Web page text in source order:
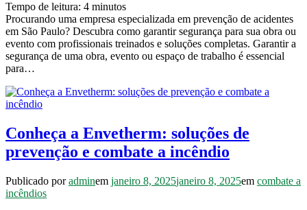
Tempo de leitura: 4 minutos
Procurando uma empresa especializada em prevenção de acidentes
em São Paulo? Descubra como garantir segurança para sua obra ou
evento com profissionais treinados e soluções completas. Garantir a
segurança de uma obra, evento ou espaço de trabalho é essencial
para…
Conheça a Envetherm: soluções de
prevenção e combate a incêndio
Publicado poradminem janeiro 8, 2025janeiro 8, 2025em combate a
incêndios